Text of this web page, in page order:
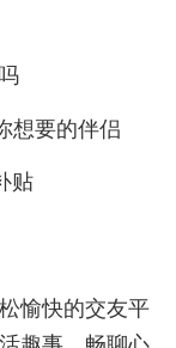
想要的伴侣
贴
愉快的交友平